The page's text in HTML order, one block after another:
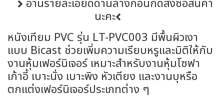
อ่านรายละเอียดด้านล่างก่อนกดสั่งซื้อสินค้า
นะคะ
หนังเทียม PVC รุ่น LT-PVC003 มีพื้นผิวเงา
แบบ Bicast ช่วยเพิ่มความเรียบหรูและมิติให้กับ
งานหุ้มเฟอร์นิเจอร์ เหมาะสำหรับงานหุ้มโซฟา
เก้าอี้ เบาะนั่ง เบาะพิง หัวเตียง และงานบุหรือ
ตกแต่งเฟอร์นิเจอร์ประเภทต่าง ๆ